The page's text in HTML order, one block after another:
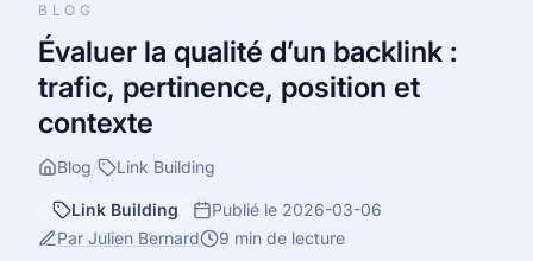
Fonctionnalités
Comment ça marche
Promotion gratuite
Blog
Se connecter
BLOG
Évaluer la qualité d’un backlink :
trafic, pertinence, position et
contexte
Blog/ Link Building
Link Building
Publié le 2026-03-06
Par Julien Bernard
9 min de lecture